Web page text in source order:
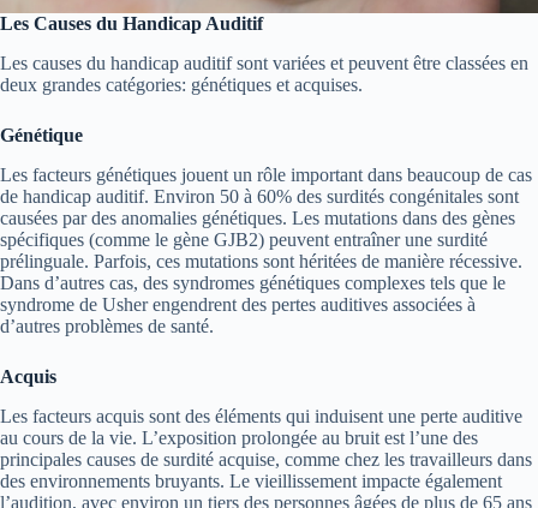
Les Causes du Handicap Auditif
Les causes du handicap auditif sont variées et peuvent être classées en
deux grandes catégories: génétiques et acquises.
Génétique
Les facteurs génétiques jouent un rôle important dans beaucoup de cas
de handicap auditif. Environ 50 à 60% des surdités congénitales sont
causées par des anomalies génétiques. Les mutations dans des gènes
spécifiques (comme le gène GJB2) peuvent entraîner une surdité
prélinguale. Parfois, ces mutations sont héritées de manière récessive.
Dans d’autres cas, des syndromes génétiques complexes tels que le
syndrome de Usher engendrent des pertes auditives associées à
d’autres problèmes de santé.
Acquis
Les facteurs acquis sont des éléments qui induisent une perte auditive
au cours de la vie. L’exposition prolongée au bruit est l’une des
principales causes de surdité acquise, comme chez les travailleurs dans
des environnements bruyants. Le vieillissement impacte également
l’audition, avec environ un tiers des personnes âgées de plus de 65 ans